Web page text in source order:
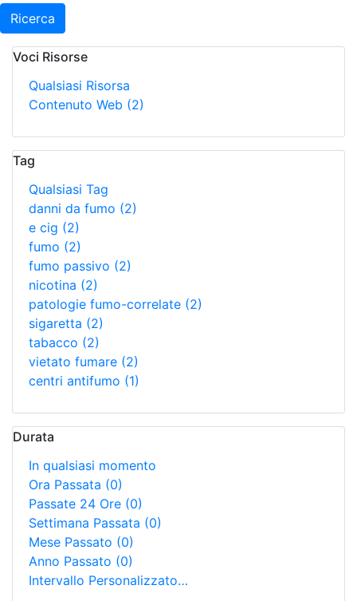
Ricerca
Voci Risorse
Qualsiasi Risorsa
Contenuto Web (2)
Tag
Qualsiasi Tag
danni da fumo (2)
e cig (2)
fumo (2)
fumo passivo (2)
nicotina (2)
patologie fumo-correlate (2)
sigaretta (2)
tabacco (2)
vietato fumare (2)
centri antifumo (1)
Durata
In qualsiasi momento
Ora Passata (0)
Passate 24 Ore (0)
Settimana Passata (0)
Mese Passato (0)
Anno Passato (0)
Intervallo Personalizzato…